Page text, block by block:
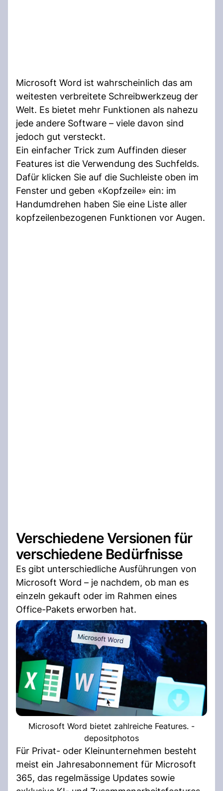
Microsoft Word ist wahrscheinlich das am
weitesten verbreitete Schreibwerkzeug der
Welt. Es bietet mehr Funktionen als nahezu
jede andere Software – viele davon sind
jedoch gut versteckt.
Ein einfacher Trick zum Auffinden dieser
Features ist die Verwendung des Suchfelds.
Dafür klicken Sie auf die Suchleiste oben im
Fenster und geben «Kopfzeile» ein: im
Handumdrehen haben Sie eine Liste aller
kopfzeilenbezogenen Funktionen vor Augen.
Verschiedene Versionen für
verschiedene Bedürfnisse
Es gibt unterschiedliche Ausführungen von
Microsoft Word – je nachdem, ob man es
einzeln gekauft oder im Rahmen eines
Office-Pakets erworben hat.
Microsoft Word bietet zahlreiche Features. -
depositphotos
Für Privat- oder Kleinunternehmen besteht
meist ein Jahresabonnement für Microsoft
365, das regelmässige Updates sowie